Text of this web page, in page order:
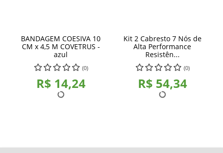
BANDAGEM COESIVA 10
CM x 4,5 M COVETRUS -
azul
(0)
R$ 14,24
Kit 2 Cabresto 7 Nós de
Alta Performance
Resistên...
(0)
R$ 54,34